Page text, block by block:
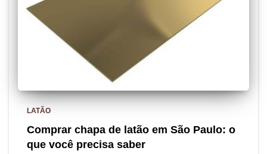
LATÃO
Comprar chapa de latão em São Paulo: o
que você precisa saber